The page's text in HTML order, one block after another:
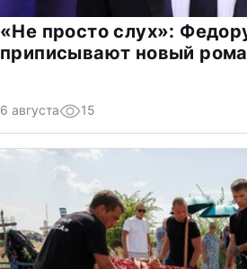
«Не просто слух»:
приписывают новый
6 августа 15